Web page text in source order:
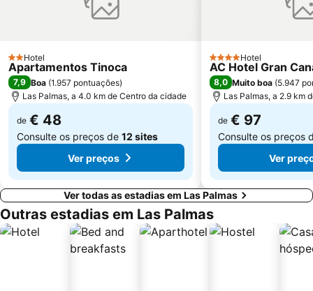
Centro Comercial Las Ramblas Centro
Del Faro
Puerto de Mogan
El Corte Ingles
Mercado Del Puerto
Mercado de Vegueta
Ermita de San Antonio Abad
2 Estrelas
Hotel
Apartamentos Tinoca
7,9 Boa (1.957 pontuações)
Las Palmas, a 4.0 km de Centro da cidade
de € 48
Consulte os preços de 12 sites
Ver preços
4 Estrelas
Hotel
AC Hotel Gran
8,0 Muito boa (5.947
Las Palmas, a 2.9 km
de € 97
Consulte os preços
Ver
Ver todas as estadias em Las Palmas
Outras estadias em Las Palmas